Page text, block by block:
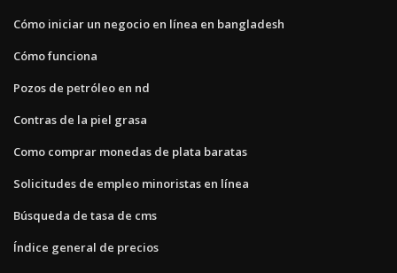
Cómo iniciar un negocio en línea en bangladesh
Cómo funciona
Pozos de petróleo en nd
Contras de la piel grasa
Como comprar monedas de plata baratas
Solicitudes de empleo minoristas en línea
Búsqueda de tasa de cms
Índice general de precios